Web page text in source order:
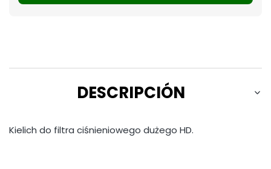
DESCRIPCIÓN
Kielich do filtra ciśnieniowego dużego HD.